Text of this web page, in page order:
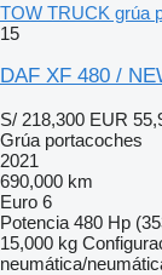
TOW TRUCK grúa
15
DAF XF 480 /
S/ 218,300 EUR
Grúa portacoches
2021
690,000 km
Euro 6
Potencia 480 Hp
15,000 kg
neumática/